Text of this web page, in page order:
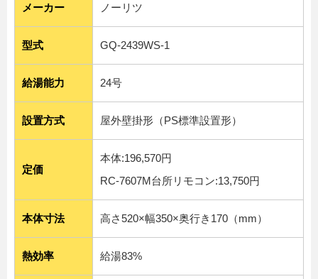
メーカー ノーリツ
型式 GQ-2439WS-1
給湯能力 24号
設置方式 屋外壁掛形（PS標準設置形）
定価
本体:196,570円
RC-7607M台所リモコン:13,750円
本体寸法 高さ520×幅350×奥行き170（mm）
熱効率 給湯83%